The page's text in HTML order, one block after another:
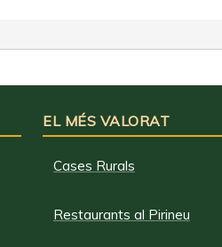
EL MÉS VALORAT
Cases Rurals
Restaurants al Pirineu